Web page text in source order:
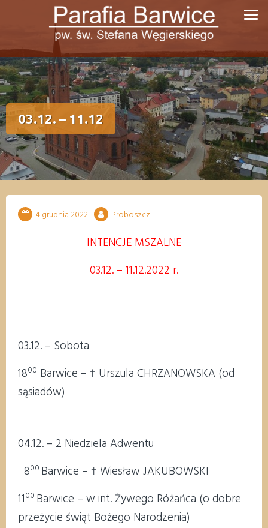
03.12. – 11.12
4 grudnia 2022 Proboszcz
INTENCJE MSZALNE
03.12. – 11.12.2022 r.
03.12. – Sobota
1800 Barwice – † Urszula CHRZANOWSKA (od
sąsiadów)
04.12. – 2 Niedziela Adwentu
800 Barwice – † Wiesław JAKUBOWSKI
1100 Barwice – w int. Żywego Różańca (o dobre
przeżycie świąt Bożego Narodzenia)